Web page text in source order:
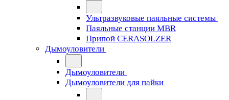
Ультразвуковые паяльные системы
Паяльные станции MBR
Припой CERASOLZER
Дымоуловители
Дымоуловители
Дымоуловители для пайки